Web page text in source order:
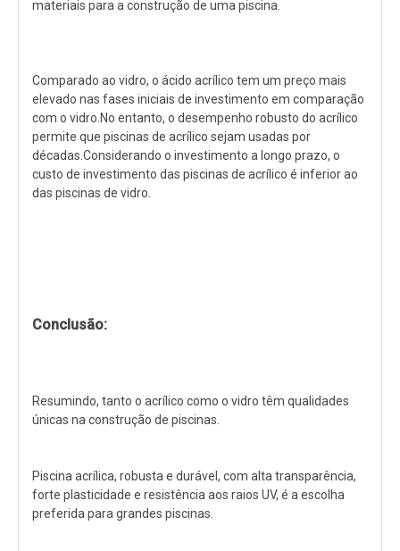
materiais para a construção de uma piscina.
Comparado ao vidro, o ácido acrílico tem um preço mais
elevado nas fases iniciais de investimento em comparação
com o vidro.No entanto, o desempenho robusto do acrílico
permite que piscinas de acrílico sejam usadas por
décadas.Considerando o investimento a longo prazo, o
custo de investimento das piscinas de acrílico é inferior ao
das piscinas de vidro.
Conclusão:
Resumindo, tanto o acrílico como o vidro têm qualidades
únicas na construção de piscinas.
Piscina acrílica, robusta e durável, com alta transparência,
forte plasticidade e resistência aos raios UV, é a escolha
preferida para grandes piscinas.